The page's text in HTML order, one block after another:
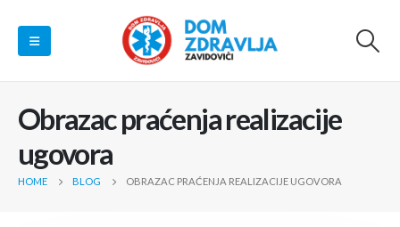
Obrazac praćenja realizacije
ugovora
HOME BLOG OBRAZAC PRAĆENJA REALIZACIJE UGOVORA